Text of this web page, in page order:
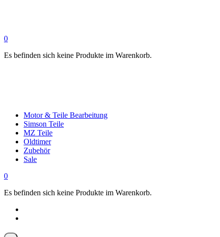
0
Es befinden sich keine Produkte im Warenkorb.
Motor & Teile Bearbeitung
Simson Teile
MZ Teile
Oldtimer
Zubehör
Sale
0
Es befinden sich keine Produkte im Warenkorb.